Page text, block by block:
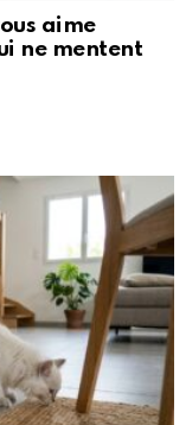
aime
ne mentent